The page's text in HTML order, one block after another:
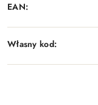
EAN:
Własny kod: